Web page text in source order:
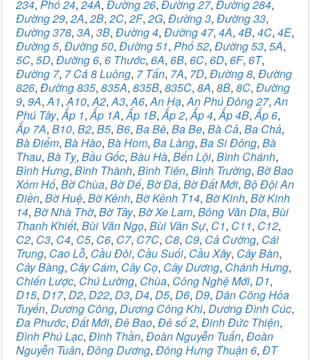
234, Phố 24, 24A, Đường 26, Đường 27, Đường 284,
Đường 29, 2A, 2B, 2C, 2F, 2G, Đường 3, Đường 33,
Đường 378, 3A, 3B, Đường 4, Đường 47, 4A, 4B, 4C, 4E,
Đường 5, Đường 50, Đường 51, Phố 52, Đường 53, 5A,
5C, 5D, Đường 6, 6 Thước, 6A, 6B, 6C, 6D, 6F, 6T,
Đường 7, 7 Cá 8 Luông, 7 Tấn, 7A, 7D, Đường 8, Đường
826, Đường 835, 835A, 835B, 835C, 8A, 8B, 8C, Đường
9, 9A,A1,A10,A2,A3,A6,An Hạ,An Phú Đông 27,An
Phú Tây,Ấp 1,Ấp 1A,Ấp 1B,Ấp 2,Ấp 4,Ấp 4B,Ấp 6,
Ấp 7A, B10, B2, B5, B6, Ba Bê, Ba Be, Bà Cả, Ba Chả,
Bà Điểm, Bà Hào, Bà Hom, Ba Làng, Ba Si Đông, Bà
Thau, Bà Tỵ, Bầu Gốc, Bàu Hà, Bến Lội, Bình Chánh,
Bình Hưng, Bình Thành, Bình Tiên, Bình Trường, Bờ Bao
Xóm Hố, Bờ Chùa, Bờ Dế, Bờ Đá, Bờ Đất Mới, Bộ Đội An
Điền, Bờ Huệ, Bờ Kênh, Bờ Kênh T14, Bờ Kinh, Bờ Kinh
14, Bờ Nhà Thờ, Bờ Tây, Bờ Xe Lam, Bông Văn Dĩa, Bùi
Thanh Khiết, Bùi Văn Ngọ, Bùi Văn Sự, C1, C11, C12,
C2, C3, C4, C5, C6, C7, C7C, C8, C9, Cả Cường, Cái
Trung, Cao Lỗ, Cầu Đôi, Cầu Suối, Cầu Xây, Cây Bàn,
Cây Bàng, Cây Cám, Cây Cọ, Cây Dương, Chánh Hưng,
Chiến Lược, Chú Lường, Chùa, Công Nghệ Mới, D1,
D15, D17, D2, D22, D3, D4, D5, D6, D9, Dân Công Hỏa
Tuyến, Dương Công, Dương Công Khi, Dương Đình Cúc,
Đa Phước, Đất Mới, Đê Bao, Đê số 2, Đinh Đức Thiện,
Đình Phú Lạc, Đình Thần, Đoàn Nguyễn Tuấn, Đoàn
Nguyễn Tuân, Đông Dương, Đông Hưng Thuận 6, ĐT